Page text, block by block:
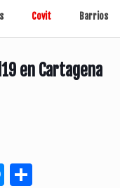
Covit Barrios
en Cartagena
Messenger
Compartir